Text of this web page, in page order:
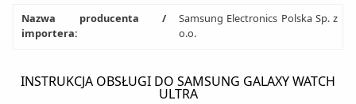
Nazwa producenta /
importera:
Samsung Electronics Polska Sp. z
o.o.
INSTRUKCJA OBSŁUGI DO SAMSUNG GALAXY WATCH
ULTRA